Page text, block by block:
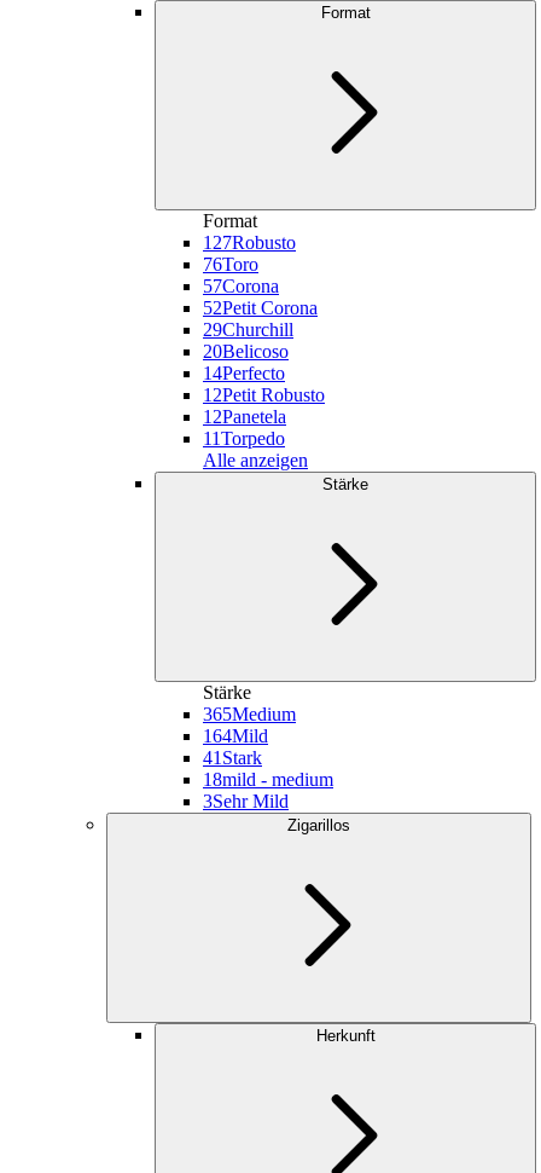
Format
Format
127Robusto
76Toro
57Corona
52Petit Corona
29Churchill
20Belicoso
14Perfecto
12Petit Robusto
12Panetela
11Torpedo
Alle anzeigen
Stärke
Stärke
365Medium
164Mild
41 Stark
18mild - medium
3Sehr Mild
Zigarillos
Herkunft